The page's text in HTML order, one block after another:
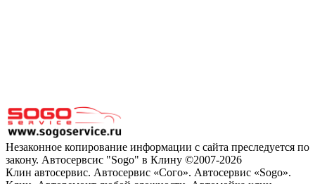
Незаконное копирование информации с сайта преследуется по
закону. Автосервсис "Sogo" в Клину ©2007-2026
Клин автосервис. Автосервис «Сого». Автосервис «Sogo».